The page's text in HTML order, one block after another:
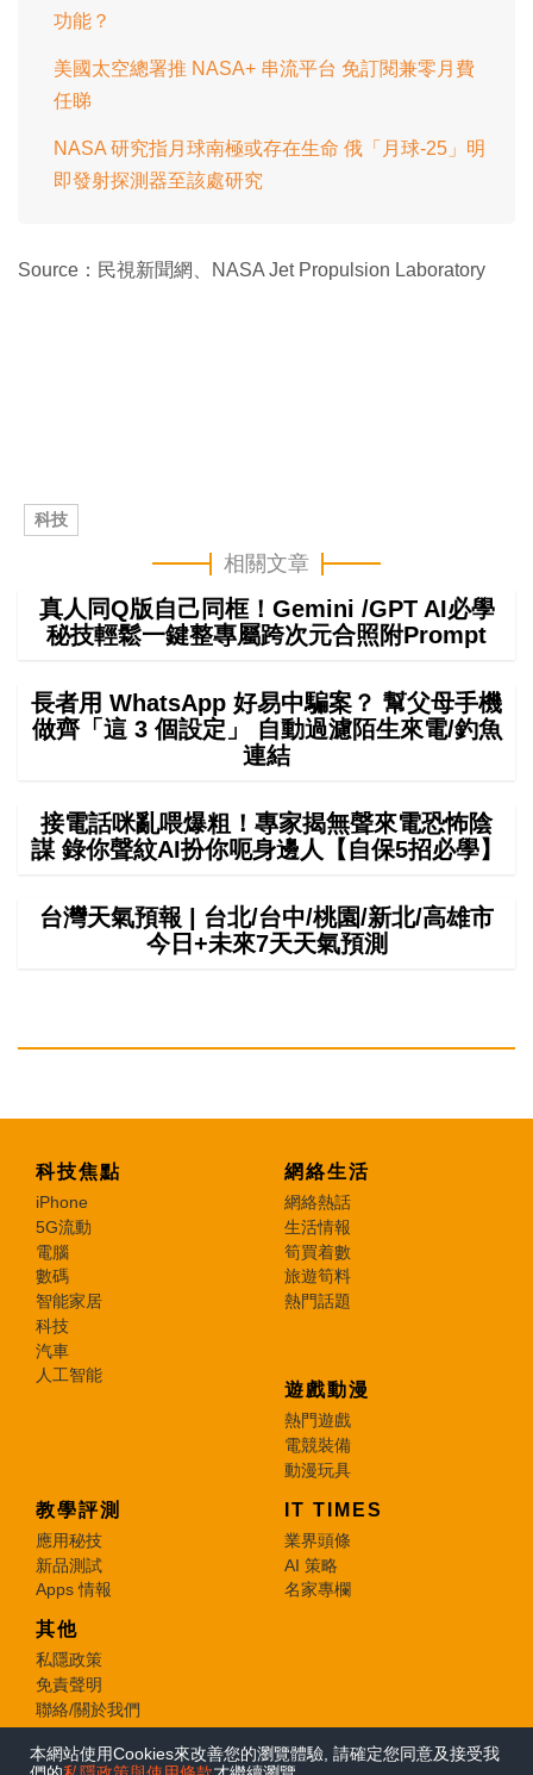
本網站使用Cookies來改善您的瀏覽體驗, 請確定您同意及接受我
功能？
美國太空總署推 NASA+ 串流平台 免訂閱兼零月費
任睇
NASA 研究指月球南極或存在生命 俄「月球-25」明
即發射探測器至該處研究
Source：民視新聞網、NASA Jet Propulsion Laboratory
科技
相關文章
真人同Q版自己同框！Gemini /GPT AI必學
秘技輕鬆一鍵整專屬跨次元合照附Prompt
長者用 WhatsApp 好易中騙案？ 幫父母手機
做齊「這 3 個設定」 自動過濾陌生來電/釣魚
連結
接電話咪亂喂爆粗！專家揭無聲來電恐怖陰
謀 錄你聲紋AI扮你呃身邊人【自保5招必學】
台灣天氣預報 | 台北/台中/桃園/新北/高雄市
今日+未來7天天氣預測
科技焦點
iPhone
5G流動
電腦
數碼
智能家居
科技
汽車
人工智能
網絡生活
網絡熱話
生活情報
筍買着數
旅遊筍料
熱門話題
遊戲動漫
熱門遊戲
電競裝備
動漫玩具
教學評測
應用秘技
新品測試
Apps 情報
IT TIMES
業界頭條
AI 策略
名家專欄
其他
私隱政策
免責聲明
聯絡/關於我們
© 2026 e-zone. All Rights Reserved.